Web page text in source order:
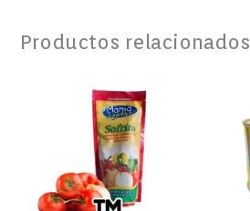
Productos relacionados
CRIOLLO
MAMA
LYCHA
8
OZ
cantidad